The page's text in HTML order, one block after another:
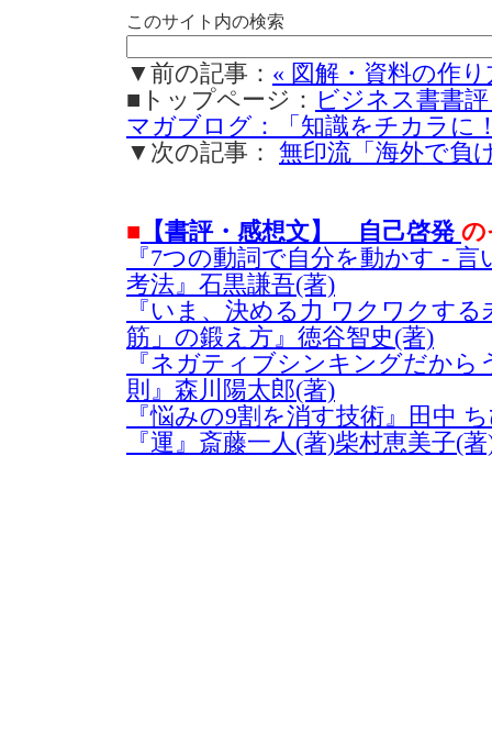
このサイト内の検索
▼前の記事： « 図解・資料の作り
■トップページ： ビジネス書書
マガブログ：「知識をチカラに
▼次の記事： 無印流「海外で負
■ 【書評・感想文】 自己啓発 の
『7つの動詞で自分を動かす -
考法』石黒謙吾(著)
『いま、決める力 ワクワクす
筋」の鍛え方』徳谷智史(著)
『ネガティブシンキングだから
則』森川陽太郎(著)
『悩みの9割を消す技術』田中
『運』斎藤一人(著)柴村恵美子(著